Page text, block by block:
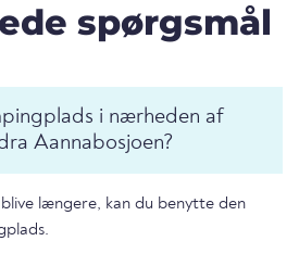
spørgsmål
i nærheden af
Aannabosjoen?
længere, kan du benytte den